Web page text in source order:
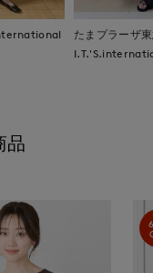
たまプラーザ東
品